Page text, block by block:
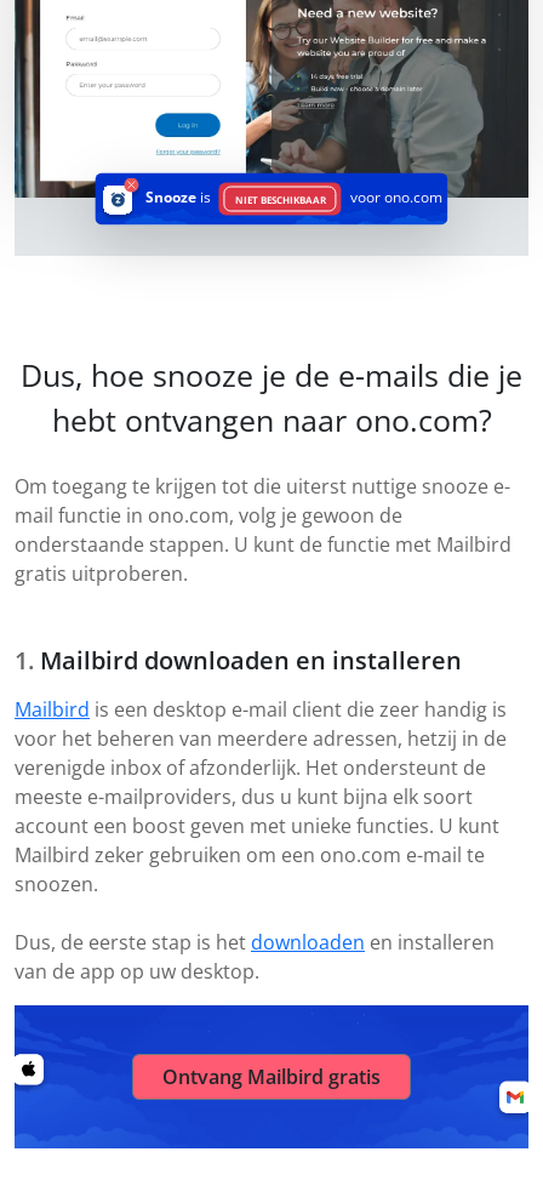
Snoozeis NIET BESCHIKBAAR voor ono.com
Dus, hoe snooze je de e-mails die je
hebt ontvangen naar ono.com?
Om toegang te krijgen tot die uiterst nuttige snooze e-
mail functie in ono.com, volg je gewoon de
onderstaande stappen. U kunt de functie met Mailbird
gratis uitproberen.
Mailbird downloaden en installeren
Mailbird is een desktop e-mail client die zeer handig is
voor het beheren van meerdere adressen, hetzij in de
verenigde inbox of afzonderlijk. Het ondersteunt de
meeste e-mailproviders, dus u kunt bijna elk soort
account een boost geven met unieke functies. U kunt
Mailbird zeker gebruiken om een ono.com e-mail te
snoozen.
Dus, de eerste stap is het downloaden en installeren
van de app op uw desktop.
Ontvang Mailbird gratis